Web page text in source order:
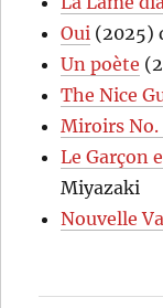
Oui (2025)
Un poète
The Nice
Miroirs No.
Le Garçon
Miyazaki
Nouvelle